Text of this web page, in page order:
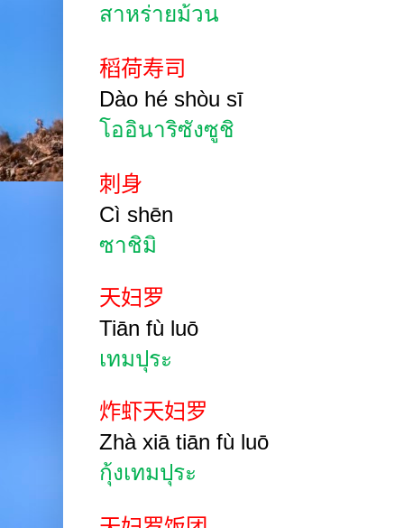
สาหร่ายม้วน
稻荷寿司
Dào hé shòu sī
โออินาริซังซูชิ
刺身
Cì shēn
ซาชิมิ
天妇罗
Tiān fù luō
เทมปุระ
炸虾天妇罗
Zhà xiā tiān fù luō
กุ้งเทมปุระ